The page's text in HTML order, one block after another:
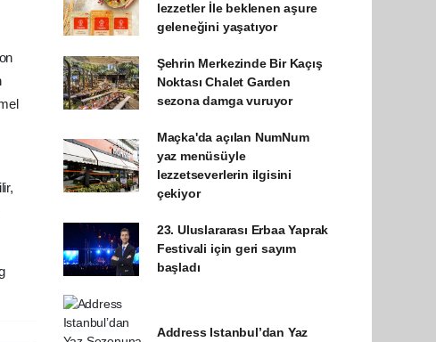
lezzetler İle beklenen aşure
geleneğini yaşatıyor
Şehrin Merkezinde Bir Kaçış
Noktası Chalet Garden
sezona damga vuruyor
Maçka'da açılan NumNum
yaz menüsüyle
lezzetseverlerin ilgisini
çekiyor
23. Uluslararası Erbaa Yaprak
Festivali için geri sayım
başladı
Address Istanbul’dan Yaz